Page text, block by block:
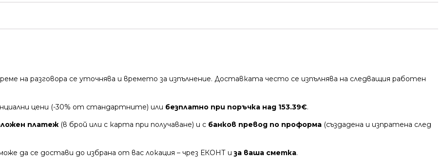
на разговора се уточнява и времето за изпълнение. Доставката често се изпълнява на следващия работен
цени (-30% от стандартните) или безплатно при поръчка над 153.39€.
платеж (в брой или с карта при получаване) и с банков превод по проформа (създадена и изпратена след
да се достави до избрана от вас локация – чрез ЕКОНТ иза ваша сметка.